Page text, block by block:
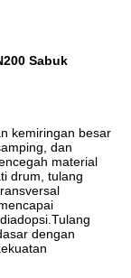
Sabuk
kemiringan besar
dan
material
drum, tulang
dengan